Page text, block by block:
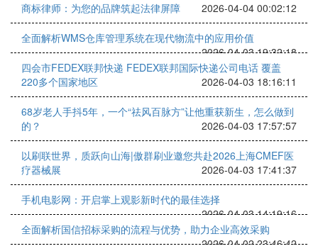
商标律师：为您的品牌筑起法律屏障
2026-04-04 00:02:12
全面解析WMS仓库管理系统在现代物流中的应用价值
2026-04-03 19:32:18
四会市FEDEX联邦快递 FEDEX联邦国际快递公司电话 覆盖
220多个国家地区
2026-04-03 18:16:11
68岁老人手抖5年，一个“祛风百脉方”让他重获新生，怎么做到
的？
2026-04-03 17:57:57
以刷联世界，质跃向山海|傲群刷业邀您共赴2026上海CMEF医
疗器械展
2026-04-03 17:41:37
手机电影网：开启掌上观影新时代的最佳选择
2026-04-03 14:19:16
全面解析国信招标采购的流程与优势，助力企业高效采购
2026-04-02 23:46:42